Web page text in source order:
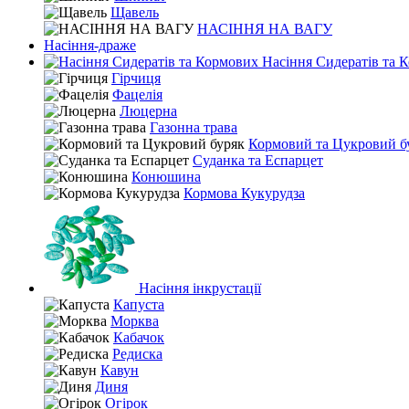
Щавель
НАСІННЯ НА ВАГУ
Насіння-драже
Насіння Сидератів та
Гірчиця
Фацелія
Люцерна
Газонна трава
Кормовий та Цукровий
Суданка та Еспарцет
Конюшина
Кормова Кукурудза
Насіння інкрустації
Капуста
Морква
Кабачок
Редиска
Кавун
Диня
Огірок